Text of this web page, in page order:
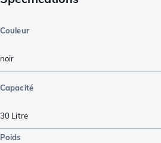
Couleur
noir
Capacité
30 Litre
Poids